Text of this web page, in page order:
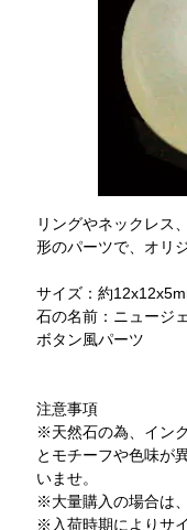
リングやネックレス
形のパーツで、オリ
サイズ：約
石の名前：ニュージ
ボタン風パーツ
注意事項
※天然石の為、イン
とモチーフや色味が
いませ。
※大量購入の場合は
※入荷時期によりサ